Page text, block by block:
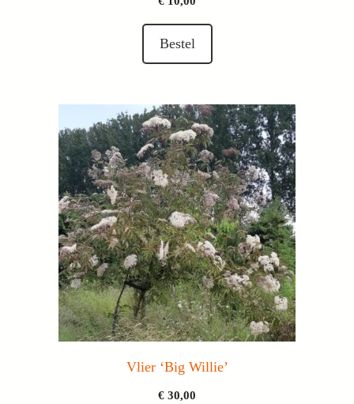
Bestel
Vlier ‘Big Willie’
€ 30,00